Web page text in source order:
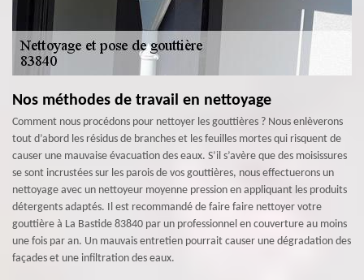
Nos méthodes de travail en nettoyage
Comment nous procédons pour nettoyer les gouttières ? Nous enlèverons
tout d’abord les résidus de branches et les feuilles mortes qui risquent de
causer une mauvaise évacuation des eaux. S’il s’avère que des moisissures
se sont incrustées sur les parois de vos gouttières, nous effectuerons un
nettoyage avec un nettoyeur moyenne pression en appliquant les produits
détergents adaptés. Il est recommandé de faire faire nettoyer votre
gouttière à La Bastide 83840 par un professionnel en couverture au moins
une fois par an. Un mauvais entretien pourrait causer une dégradation des
façades et une infiltration des eaux.